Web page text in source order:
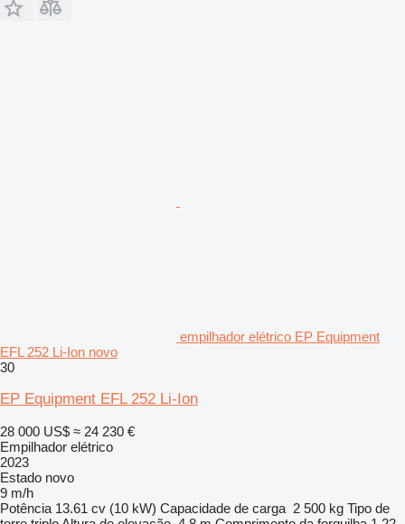
empilhador elétrico EP Equipment
EFL 252 Li-Ion novo
30
EP Equipment EFL 252 Li-Ion
28 000 US$ ≈ 24 230 €
Empilhador elétrico
2023
Estado novo
9 m/h
Potência 13.61 cv (10 kW) Capacidade de carga 2 500 kg Tipo de